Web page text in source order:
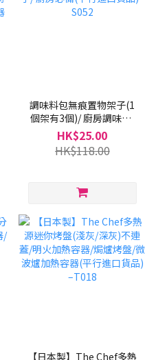
調味料包無痕置物架子(1
個架有3個)/ 廚房調味袋/
夾架子/ 廚房必備(平行進
口貨品)–S052
HK$25.00
HK$118.00
【日本製】The Chef多熱